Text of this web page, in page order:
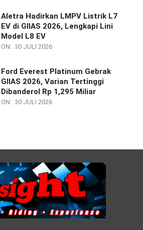
Aletra Hadirkan LMPV Listrik L7
EV di GIIAS 2026, Lengkapi Lini
Model L8 EV
ON: 30 JULI 2026
Ford Everest Platinum Gebrak
GIIAS 2026, Varian Tertinggi
Dibanderol Rp 1,295 Miliar
ON: 30 JULI 2026